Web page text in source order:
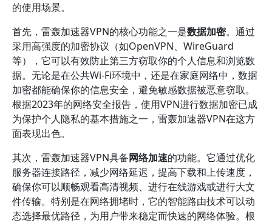
的使用场景。
首先，雷轰加速器VPN的核心功能之一是数据加密。通过
采用高强度的加密协议（如OpenVPN、WireGuard
等），它可以有效防止第三方窃取你的个人信息和浏览数
据。无论是在公共Wi-Fi环境中，还是在家庭网络中，数据
加密都能确保你的信息安全，避免敏感数据被恶意窃取。
根据2023年的网络安全报告，使用VPN进行数据加密已成
为保护个人隐私的基本措施之一，雷轰加速器VPN在这方
面表现出色。
其次，雷轰加速器VPN具备网络加速的功能。它通过优化
服务器连接路径，减少网络延迟，提高下载和上传速度，
确保你可以顺畅观看高清视频、进行在线游戏或进行大文
件传输。特别是在网络拥堵时，它的智能路由技术可以动
态选择最优路径，为用户带来稳定而快速的网络体验。根